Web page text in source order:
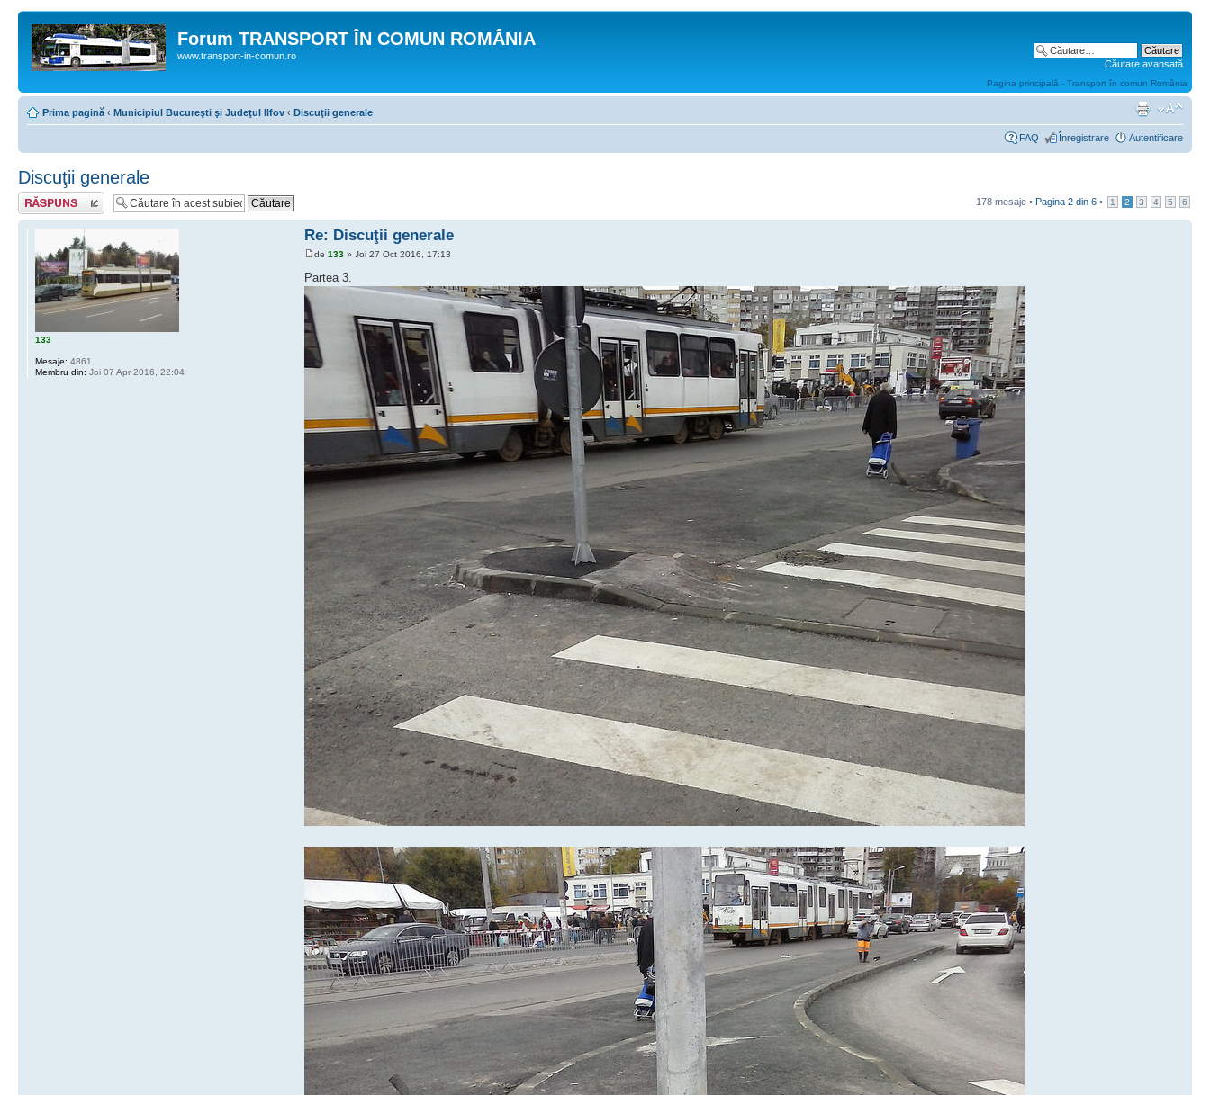
Forum TRANSPORT ÎN COMUN ROMÂNIA
www.transport-in-comun.ro
Căutare avansată
Pagina principală - Transport în comun România
Prima pagină ‹ Municipiul Bucureşti şi Judeţul Ilfov ‹ Discuţii generale
FAQ Înregistrare Autentificare
Discuţii generale
Răspunde 178 mesaje • Pagina 2 din 6 • 1 2 3 4 5 6
Re: Discuţii generale
de133 » Joi 27 Oct 2016, 17:13
Partea 3.
133
Mesaje: 4861
Membru din: Joi 07 Apr 2016, 22:04